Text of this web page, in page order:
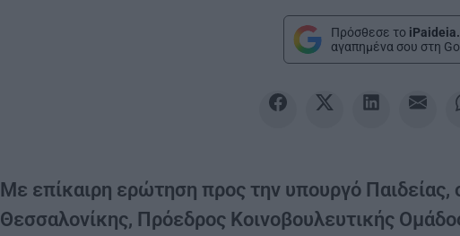
Πρόσθεσε το
αγαπημένα σου στη
Με επίκαιρη ερώτηση προς την υπουργό
Θεσσαλονίκης, Πρόεδρος Κοινοβουλευτικής